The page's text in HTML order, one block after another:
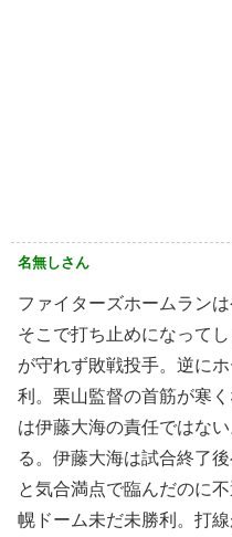
名無しさん
ファイターズホームラン
そこで打ち止めになって
が守れず敗戦投手。逆に
利。栗山監督の首筋が寒
は伊藤大海の責任ではな
る。伊藤大海は試合終了
と気合満点で臨んだのに
幌ドーム未だ未勝利。打